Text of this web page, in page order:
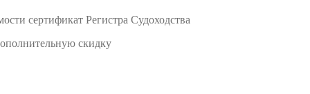
сертификат Регистра Судоходства
скидку